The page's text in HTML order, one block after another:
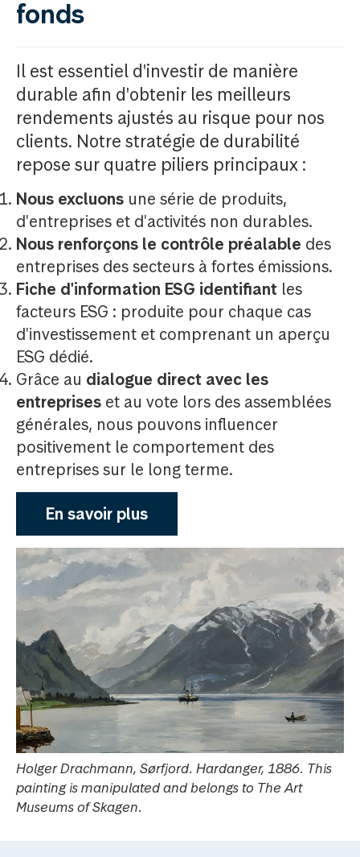
fonds
Il est essentiel d'investir de manière
durable afin d'obtenir les meilleurs
rendements ajustés au risque pour nos
clients. Notre stratégie de durabilité
repose sur quatre piliers principaux :
Nous excluons une série de produits,
d'entreprises et d'activités non durables.
Nous renforçons le contrôle préalable des
entreprises des secteurs à fortes émissions.
Fiche d'information ESG identifiant les
facteurs ESG : produite pour chaque cas
d'investissement et comprenant un aperçu
ESG dédié.
Grâce au dialogue direct avec les
entreprises et au vote lors des assemblées
générales, nous pouvons influencer
positivement le comportement des
entreprises sur le long terme.
En savoir plus
Holger Drachmann, Sørfjord. Hardanger, 1886. This
painting is manipulated and belongs to The Art
Museums of Skagen.